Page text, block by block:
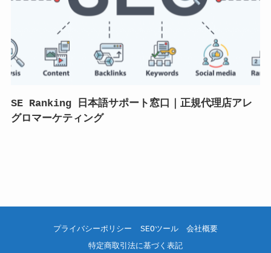
SE Ranking 日本語サポート窓口｜正規代理店アレ
グロマーケティング
プライバシーポリシー SEOツール
会社概要
特定商取引法に基づく表記